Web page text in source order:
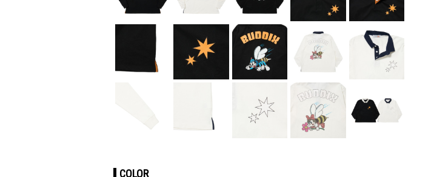
COLOR